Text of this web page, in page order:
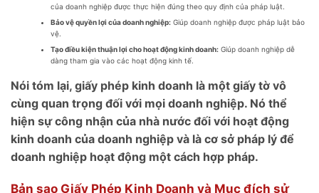
của doanh nghiệp được thực hiện đúng theo quy định của pháp luật.
Bảo vệ quyền lợi của doanh nghiệp: Giúp doanh nghiệp được pháp luật bảo
vệ.
Tạo điều kiện thuận lợi cho hoạt động kinh doanh: Giúp doanh nghiệp dễ
dàng tham gia vào các hoạt động kinh tế.
Nói tóm lại, giấy phép kinh doanh là một giấy tờ vô
cùng quan trọng đối với mọi doanh nghiệp. Nó thể
hiện sự công nhận của nhà nước đối với hoạt động
kinh doanh của doanh nghiệp và là cơ sở pháp lý để
doanh nghiệp hoạt động một cách hợp pháp.
Bản sao Giấy Phép Kinh Doanh và Mục đích sử